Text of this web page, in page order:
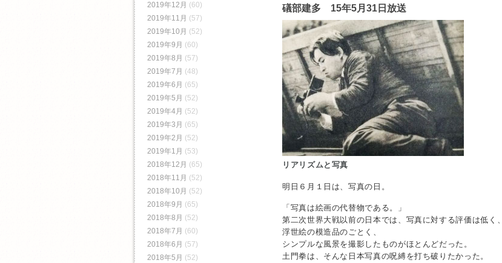
礒部建多 15年5月31日放送
リアリズムと写真
明日６月１日は、写真の日。
「写真は絵画の代替物である。」
第二次世界大戦以前の日本では、写真に対する評価は低く、
浮世絵の模造品のごとく、
シンプルな風景を撮影したものがほとんどだった。
土門拳は、そんな日本写真の呪縛を打ち破りたかった。
2019年12月 (60)
2019年11月 (57)
2019年10月 (52)
2019年9月 (60)
2019年8月 (57)
2019年7月 (48)
2019年6月 (65)
2019年5月 (52)
2019年4月 (52)
2019年3月 (65)
2019年2月 (52)
2019年1月 (53)
2018年12月 (65)
2018年11月 (52)
2018年10月 (52)
2018年9月 (65)
2018年8月 (52)
2018年7月 (60)
2018年6月 (57)
2018年5月 (52)